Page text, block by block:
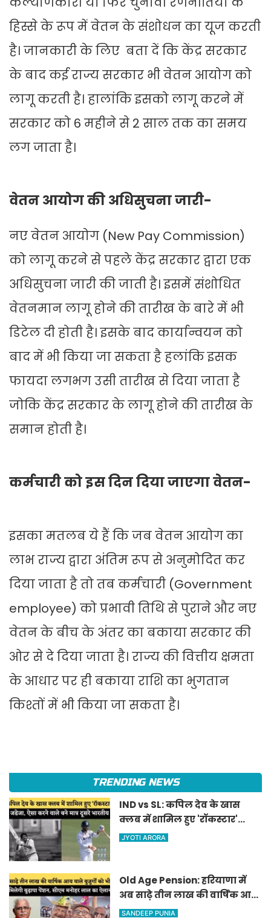
हिस्से के रूप में वेतन के संशोधन का यूज करती
है। जानकारी के लिए बता दें कि केंद्र सरकार
के बाद कई राज्य सरकार भी वेतन आयोग को
लागू करती है। हालांकि इसको लागू करने में
सरकार को 6 महीने से 2 साल तक का समय
लग जाता है।
वेतन आयोग की अधिसुचना जारी-
नए वेतन आयोग (New Pay Commission)
को लागू करने से पहले केंद्र सरकार द्वारा एक
अधिसुचना जारी की जाती है। इसमें संशोधित
वेतनमान लागू होने की तारीख के बारे में भी
डिटेल दी होती है। इसके बाद कार्यान्वयन को
बाद में भी किया जा सकता है हलांकि इसक
फायदा लगभग उसी तारीख से दिया जाता है
जोकि केंद्र सरकार के लागू होने की तारीख के
समान होती है।
कर्मचारी को इस दिन दिया जाएगा वेतन-
इसका मतलब ये हैं कि जब वेतन आयोग का
लाभ राज्य द्वारा अंतिम रूप से अनुमोदित कर
दिया जाता है तो तब कर्मचारी (Government
employee) को प्रभावी तिथि से पुराने और नए
वेतन के बीच के अंतर का बकाया सरकार की
ओर से दे दिया जाता है। राज्य की वित्तीय क्षमता
के आधार पर ही बकाया राशि का भुगतान
किश्तों में भी किया जा सकता है।
TRENDING NEWS
IND vs SL: कपिल देव के खास
क्लब में शामिल हुए 'रॉकस्टार'
जडेजा, ऐसा करने वाले बने मात्र
JYOTI ARORA
Old Age Pension: हरियाणा में
अब साढ़े तीन लाख की वार्षिक आय
वाले बुजुर्गों को भी मिलेगी बुढ़ापा
SANDEEP PUNIA